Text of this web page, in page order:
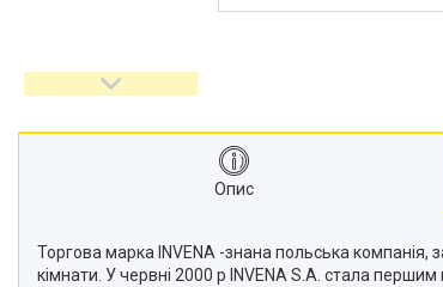
Опис
Торгова марка INVENA -знана польська компанія,
кімнати. У червні 2000 р INVENA S.A. стала